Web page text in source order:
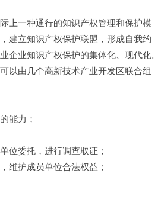
一种通行的知识产权管理和保护模
建立知识产权保护联盟，形成自我约
企业知识产权保护的集体化、现代化。
以由几个高新技术产业开发区联合组
能力；
委托，进行调查取证；
护成员单位合法权益；